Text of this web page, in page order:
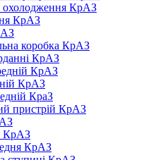
охолодження КрАЗ
КрАЗ
коробка КрАЗ
КрАЗ
КрАЗ
КрАЗ
КраЗ
пристрій КрАЗ
КрАЗ
КрАЗ